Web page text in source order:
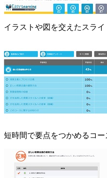
イラストや図を交えたスラ
短時間で要点をつかめるコー